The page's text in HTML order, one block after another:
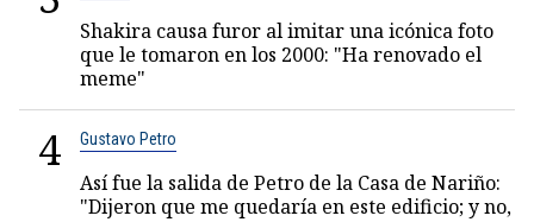
Shakira causa furor al imitar una icónica foto
que le tomaron en los 2000: "Ha renovado el
meme"
4 Gustavo Petro
Así fue la salida de Petro de la Casa de Nariño:
"Dijeron que me quedaría en este edificio; y no,